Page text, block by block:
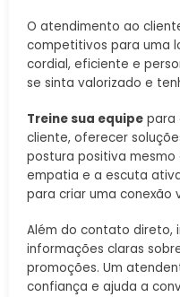
O atendimento ao
competitivos para uma
cordial, eficiente e
se sinta valorizado e
Treine sua equipe para
cliente, oferecer
postura positiva
empatia e a escuta
para criar uma conexão
Além do contato direto,
informações claras
promoções. Um
confiança e ajuda a